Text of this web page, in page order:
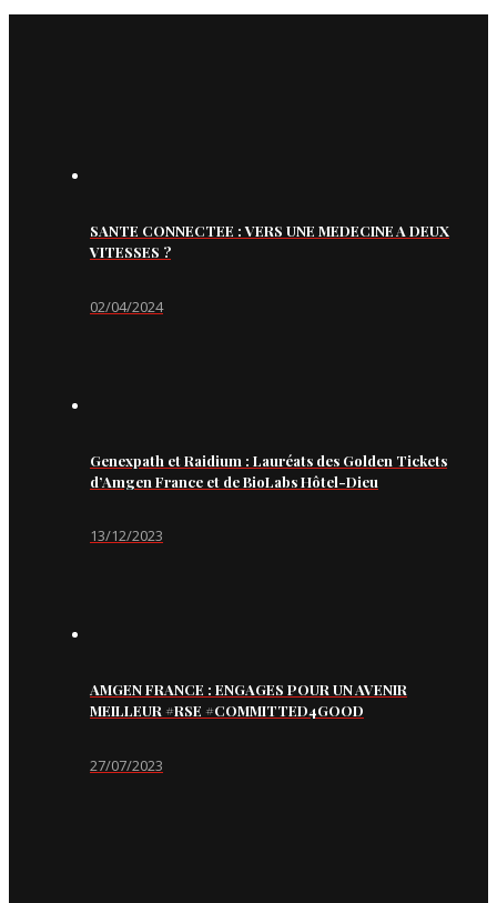
SANTE CONNECTEE : VERS UNE MEDECINE A DEUX
VITESSES ?
02/04/2024
Genexpath et Raidium : Lauréats des Golden Tickets
d’Amgen France et de BioLabs Hôtel-Dieu
13/12/2023
AMGEN FRANCE : ENGAGES POUR UN AVENIR
MEILLEUR #RSE #COMMITTED4GOOD
27/07/2023